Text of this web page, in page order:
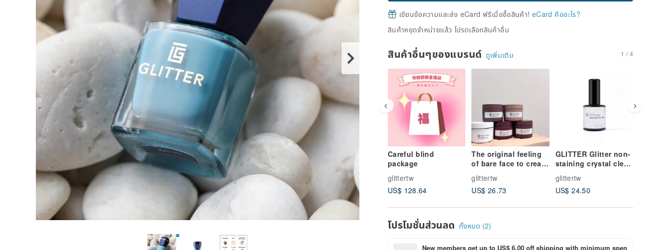
เขียนข้อความและส่ง eCard ฟรีเมื่อซื้อสินค้า! eCard คืออะไร?
สินค้าหยุดจำหน่ายแล้ว โปรดเลือกสินค้าอื่น
สินค้าอื่นๆของแบรนด์ ดูเพิ่มเติม 1 / 4
Careful blind
package
glittertw
US$ 128.64
The original feeling
of bare face to create
glittertw
US$ 26.73
GLITTER Glitter non-
staining crystal clear
13ML | phototherapy
glue
glittertw
US$ 24.50
โปรโมชั่นส่วนลด ทั้งหมด (2)
New members get up to US$ 6.00 off shipping with minimum spen